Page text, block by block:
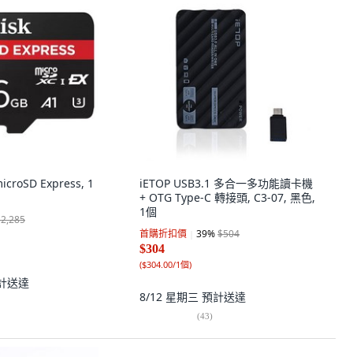
Express, 1
送達
iETOP USB3.1 多合一多功能讀卡機
+ OTG Type-C 轉接頭, C3-07, 黑色,
1個
首購折扣價 39%$504
$304
($304.00/1個)
8/12 星期三 預計送達
(43)